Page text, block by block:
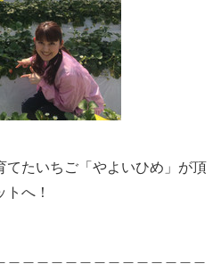
たいちご「やよいひめ」が頂
へ！